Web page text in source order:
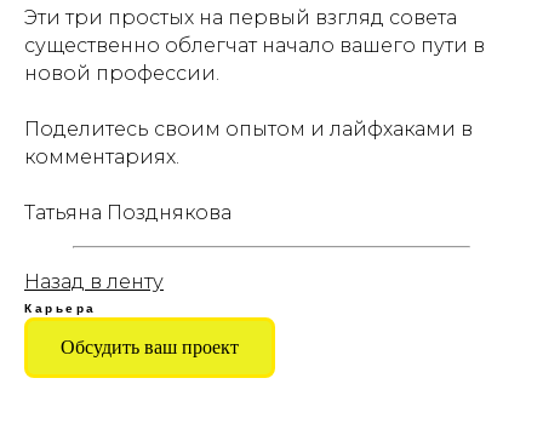
Эти три простых на первый взгляд совета
существенно облегчат начало вашего пути в
новой профессии.
Поделитесь своим опытом и лайфхаками в
комментариях.
Татьяна Позднякова
Назад в ленту
Карьера
Обсудить ваш проект